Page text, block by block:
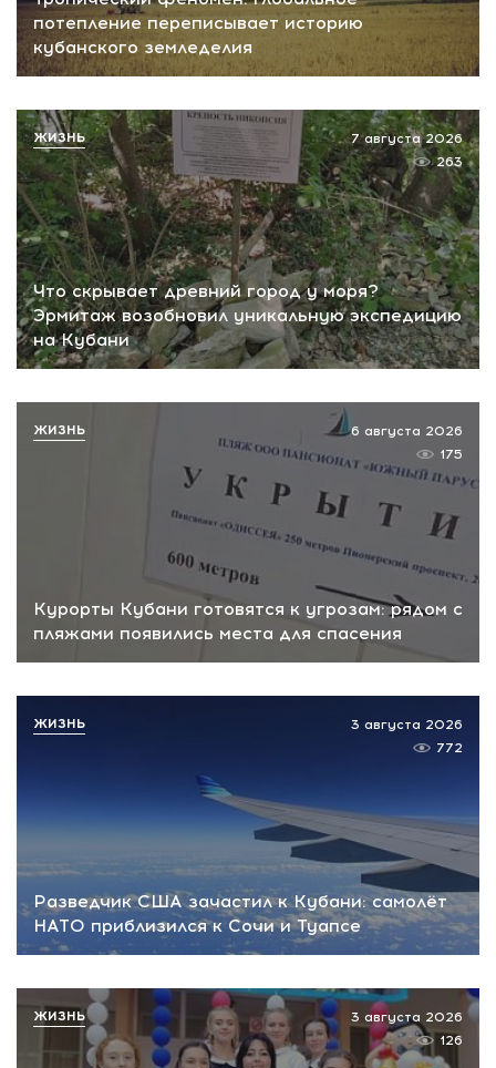
потепление переписывает историю
кубанского земледелия
Что скрывает древний город у моря?
Эрмитаж возобновил уникальную экспедицию
на Кубани
7 августа 2026
263
ЖИЗНЬ
Курорты Кубани готовятся к угрозам: рядом с
пляжами появились места для спасения
6 августа 2026
175
ЖИЗНЬ
Разведчик США зачастил к Кубани: самолёт
НАТО приблизился к Сочи и Туапсе
3 августа 2026
772
ЖИЗНЬ
3 августа 2026
126
ЖИЗНЬ